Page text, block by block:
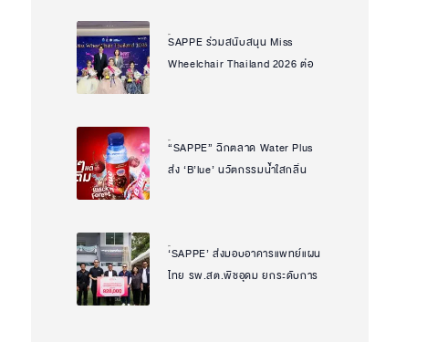
SAPPE ร่วมสนับสนุน Miss
Wheelchair Thailand 2026 ต่อ
“SAPPE” ฉีกตลาด Water Plus
ส่ง ‘B’lue’ นวัตกรรมน้ำใสกลิ่น
บาลานซ์ทุกวัน
‘SAPPE’ ส่งมอบอาคารแพทย์แผน
ไทย รพ.สต.พืชอุดม ยกระดับการ